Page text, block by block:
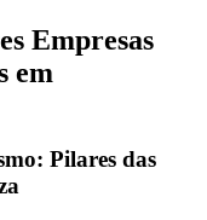
Empresas
em
Pilares das